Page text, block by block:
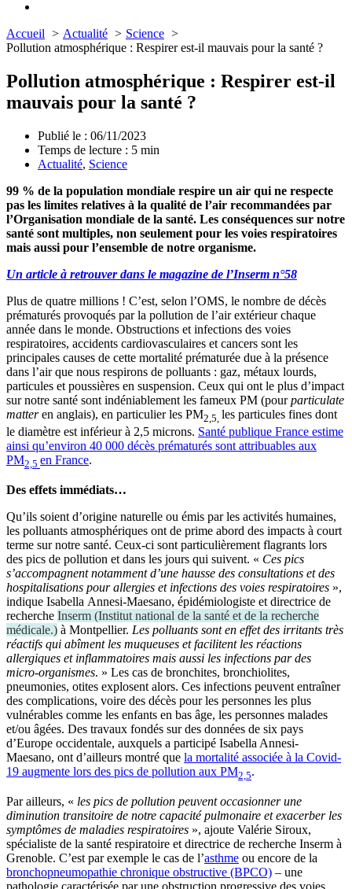
Accueil Actualité
Science
Pollution atmosphérique : Respirer est-il mauvais pour la santé ?
Pollution atmosphérique : Respirer est-il
mauvais pour la santé ?
Publié le : 06/11/2023
Temps de lecture : 5 min
Actualité, Science
99 % de la population mondiale respire un air qui ne respecte
pas les limites relatives à la qualité de l’air recommandées par
l’Organisation mondiale de la santé. Les conséquences sur notre
santé sont multiples, non seulement pour les voies respiratoires
mais aussi pour l’ensemble de notre organisme.
Un article à retrouver dans le magazine de l’Inserm n°58
Plus de quatre millions ! C’est, selon l’OMS, le nombre de décès
prématurés provoqués par la pollution de l’air extérieur chaque
année dans le monde. Obstructions et infections des voies
respiratoires, accidents cardiovasculaires et cancers sont les
principales causes de cette mortalité prématurée due à la présence
dans l’air que nous respirons de polluants : gaz, métaux lourds,
particules et poussières en suspension. Ceux qui ont le plus d’impact
sur notre santé sont indéniablement les fameux PM (pourparticulate
matteren anglais), en particulier les PM2,5, les particules fines dont
le diamètre est inférieur à 2,5 microns. Santé publique France estime
ainsi qu’environ 40 000 décès prématurés sont attribuables aux
PM2,5 en France.
Des effets immédiats…
Qu’ils soient d’origine naturelle ou émis par les activités humaines,
les polluants atmosphériques ont de prime abord des impacts à court
terme sur notre santé. Ceux-ci sont particulièrement flagrants lors
des pics de pollution et dans les jours qui suivent. « Ces pics
s’accompagnent notamment d’une hausse des consultations et des
hospitalisations pour allergies et infections des voies respiratoires »,
indique Isabella Annesi-Maesano, épidémiologiste et directrice de
recherche Inserm (Institut national de la santé et de la recherche
médicale.) à Montpellier. Les polluants sont en effet des irritants très
réactifs qui abîment les muqueuses et facilitent les réactions
allergiques et inflammatoires mais aussi les infections par des
micro-organismes. » Les cas de bronchites, bronchiolites,
pneumonies, otites explosent alors. Ces infections peuvent entraîner
des complications, voire des décès pour les personnes les plus
vulnérables comme les enfants en bas âge, les personnes malades
et/ou âgées. Des travaux fondés sur des données de six pays
d’Europe occidentale, auxquels a participé Isabella Annesi-
Maesano, ont d’ailleurs montré que la mortalité associée à la Covid-
19 augmente lors des pics de pollution aux PM2,5.
Par ailleurs, « les pics de pollution peuvent occasionner une
diminution transitoire de notre capacité pulmonaire et exacerber les
symptômes de maladies respiratoires », ajoute Valérie Siroux,
spécialiste de la santé respiratoire et directrice de recherche Inserm à
Grenoble. C’est par exemple le cas de l’asthme ou encore de la
bronchopneumopathie chronique obstructive (BPCO) – une